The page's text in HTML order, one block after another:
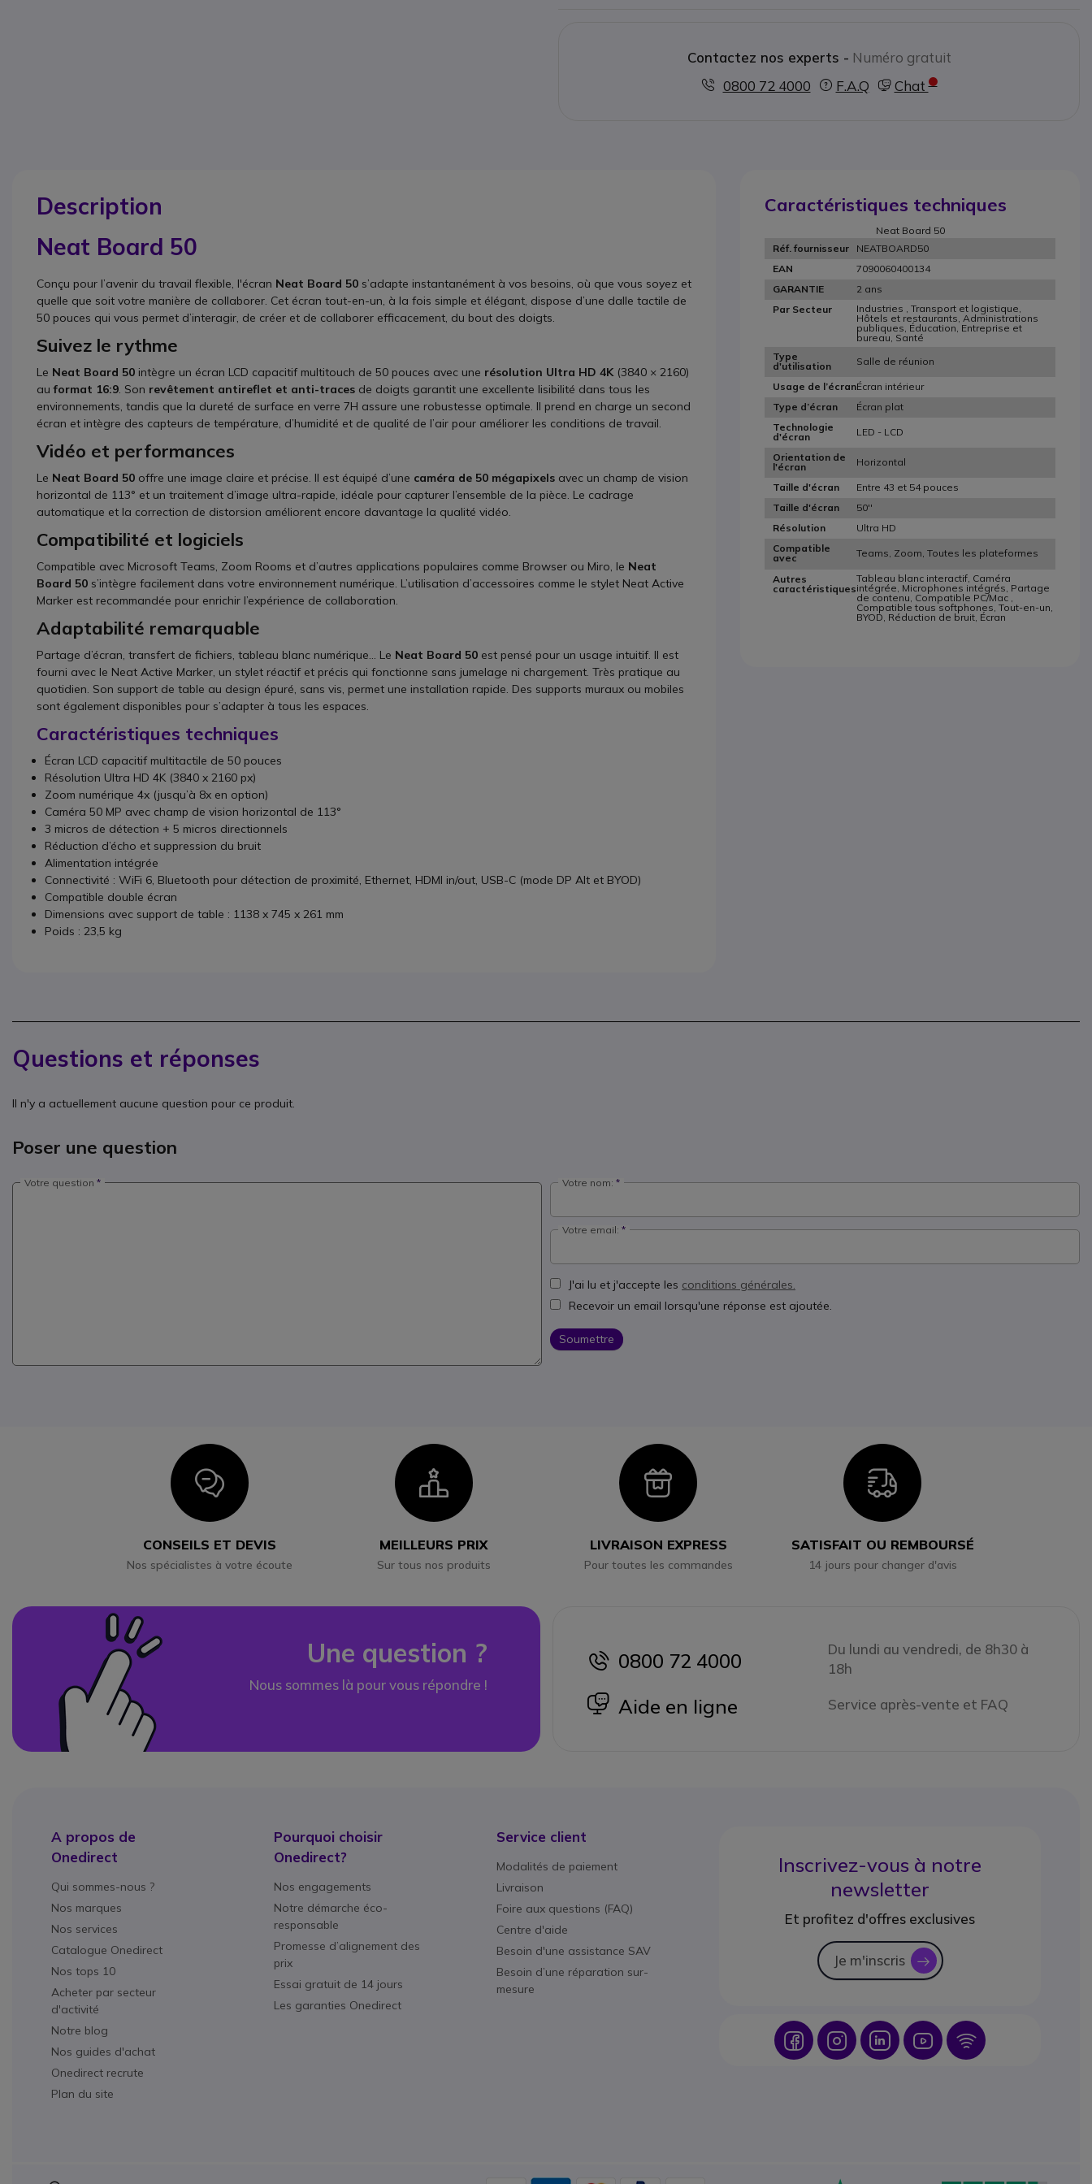
Contactez nos experts - Numéro gratuit
0800 72 4000
F.A.Q Chat
Description
Neat Board 50
Conçu pour l’avenir du travail flexible, l'écran Neat Board 50 s’adapte instantanément à vos besoins, où que vous soyez et
quelle que soit votre manière de collaborer. Cet écran tout-en-un, à la fois simple et élégant, dispose d’une dalle tactile de
50 pouces qui vous permet d’interagir, de créer et de collaborer efficacement, du bout des doigts.
Suivez le rythme
Le Neat Board 50 intègre un écran LCD capacitif multitouch de 50 pouces avec une résolution Ultra HD 4K (3840 × 2160)
auformat 16:9 . Son revêtement antireflet et anti-traces de doigts garantit une excellente lisibilité dans tous les
environnements, tandis que la dureté de surface en verre 7H assure une robustesse optimale. Il prend en charge un second
écran et intègre des capteurs de température, d’humidité et de qualité de l’air pour améliorer les conditions de travail.
Vidéo et performances
Le Neat Board 50 offre une image claire et précise. Il est équipé d’une caméra de 50 mégapixels avec un champ de vision
horizontal de 113° et un traitement d’image ultra-rapide, idéale pour capturer l’ensemble de la pièce. Le cadrage
automatique et la correction de distorsion améliorent encore davantage la qualité vidéo.
Compatibilité et logiciels
Compatible avec Microsoft Teams, Zoom Rooms et d’autres applications populaires comme Browser ou Miro, le Neat
Board 50 s’intègre facilement dans votre environnement numérique. L’utilisation d’accessoires comme le stylet Neat Active
Marker est recommandée pour enrichir l’expérience de collaboration.
Adaptabilité remarquable
Partage d’écran, transfert de fichiers, tableau blanc numérique… Le Neat Board 50 est pensé pour un usage intuitif. Il est
fourni avec le Neat Active Marker, un stylet réactif et précis qui fonctionne sans jumelage ni chargement. Très pratique au
quotidien. Son support de table au design épuré, sans vis, permet une installation rapide. Des supports muraux ou mobiles
sont également disponibles pour s’adapter à tous les espaces.
Caractéristiques techniques
Écran LCD capacitif multitactile de 50 pouces
Résolution Ultra HD 4K (3840 x 2160 px)
Zoom numérique 4x (jusqu’à 8x en option)
Caméra 50 MP avec champ de vision horizontal de 113°
3 micros de détection + 5 micros directionnels
Réduction d’écho et suppression du bruit
Alimentation intégrée
Connectivité : WiFi 6, Bluetooth pour détection de proximité, Ethernet, HDMI in/out, USB-C (mode DP Alt et BYOD)
Compatible double écran
Dimensions avec support de table : 1138 x 745 x 261 mm
Poids : 23,5 kg
Caractéristiques techniques
Neat Board 50
Réf. fournisseur
NEATBOARD50
EAN
7090060400134
GARANTIE
2 ans
Par Secteur
Industries , Transport et logistique,
Hôtels et restaurants, Administrations
publiques, Éducation, Entreprise et
bureau, Santé
Type
d'utilisation
Salle de réunion
Usage de l’écranÉcran intérieur
Type d’écran
Écran plat
Technologie
d'écran
LED - LCD
Orientation de
l'écran
Horizontal
Taille d'écran
Entre 43 et 54 pouces
Taille d'écran
50''
Résolution
Ultra HD
Compatible
avec
Teams, Zoom, Toutes les plateformes
Autres
caractéristiques
Tableau blanc interactif, Caméra
intégrée, Microphones intégrés, Partage
de contenu, Compatible PC/Mac ,
Compatible tous softphones, Tout-en-un,
BYOD, Réduction de bruit, Écran
Questions et réponses
Il n'y a actuellement aucune question pour ce produit.
Poser une question
Votre question Votre nom:
Votre email:
J'ai lu et j'accepte les conditions générales.
Recevoir un email lorsqu'une réponse est ajoutée.
Soumettre
Icon
CONSEILS ET DEVIS
Nos spécialistes à votre écoute
Icon
MEILLEURS PRIX
Sur tous nos produits
Icon
LIVRAISON EXPRESS
Pour toutes les commandes
Icon
SATISFAIT OU REMBOURSÉ
14 jours pour changer d'avis
Une question ?
Nous sommes là pour vous répondre !
icon
0800 72 4000
Du lundi au vendredi, de 8h30 à
18h
icon
Aide en ligne Service après-vente et FAQ
A propos de
Onedirect
Qui sommes-nous ?
Nos marques
Nos services
Catalogue Onedirect
Nos tops 10
Acheter par secteur
d'activité
Notre blog
Nos guides d'achat
Onedirect recrute
Plan du site
Pourquoi choisir
Onedirect?
Nos engagements
Notre démarche éco-
responsable
Promesse d’alignement des
prix
Essai gratuit de 14 jours
Les garanties Onedirect
Service client
Modalités de paiement
Livraison
Foire aux questions (FAQ)
Centre d'aide
Besoin d'une assistance SAV
Besoin d’une réparation sur-
mesure
Inscrivez-vous à notre
newsletter
Et profitez d'offres exclusives
Je m'inscris icon
Icon IconIcon Icon Icon